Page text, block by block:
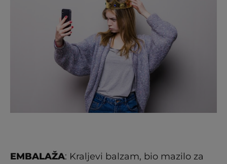
EMBALAŽA: Kraljevi balzam, bio mazilo za